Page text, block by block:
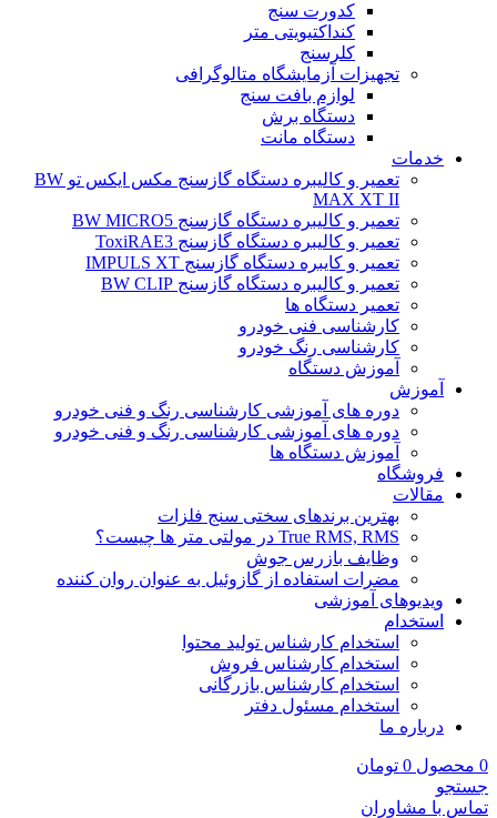
کدورت سنج
کنداکتیویتی متر
کلرسنج
تجهیزات آزمایشگاه متالوگرافی
لوازم بافت سنج
دستگاه برش
دستگاه مانت
خدمات
تعمیر و کالیبره دستگاه گازسنج مکس ایکس تو BW
MAX XT II
تعمیر و کالیبره دستگاه گازسنج BW MICRO5
تعمیر و کالیبره دستگاه گازسنج ToxiRAE3
تعمیر و کایبره دستگاه گازسنج IMPULS XT
تعمیر و کالیبره دستگاه گازسنج BW CLIP
تعمیر دستگاه ها
کارشناسی فنی خودرو
کارشناسی رنگ خودرو
آموزش دستگاه
آموزش
دوره های آموزشی کارشناسی رنگ و فنی خودرو
دوره های آموزشی کارشناسی رنگ و فنی خودرو
آموزش دستگاه ها
فروشگاه
مقالات
بهترین برندهای سختی سنج فلزات
True RMS, RMS در مولتی متر ها چیست؟
وظایف بازرس جوش
مضرات استفاده از گازوئیل به عنوان روان کننده
ویدیوهای آموزشی
استخدام
استخدام کارشناس تولید محتوا
استخدام کارشناس فروش
استخدام کارشناس بازرگانی
استخدام مسئول دفتر
درباره ما
0 محصول 0 تومان
جستجو
تماس با مشاوران